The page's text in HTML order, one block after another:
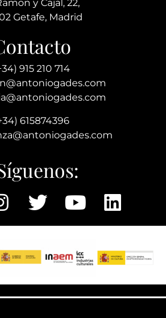
y Cajal, 22,
Getafe, Madrid
915 210 714
615874396